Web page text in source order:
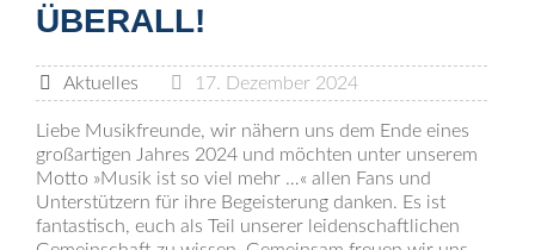
ÜBERALL!
Aktuelles 17. Dezember 2024
Liebe Musikfreunde, wir nähern uns dem Ende eines
großartigen Jahres 2024 und möchten unter unserem
Motto »Musik ist so viel mehr …« allen Fans und
Unterstützern für ihre Begeisterung danken. Es ist
fantastisch, euch als Teil unserer leidenschaftlichen